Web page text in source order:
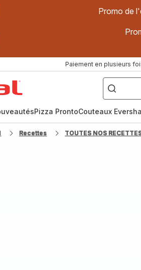
Promo de
Paiement en plusieurs
["Poêles
inox,
Cake
Factory,
Pizza ProntoCouteaux
Recettes TOUTES NOS